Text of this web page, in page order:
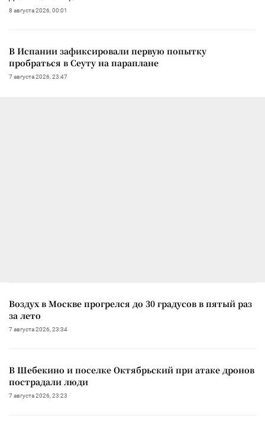
8 августа 2026, 00:01
В Испании зафиксировали первую попытку
пробраться в Сеуту на параплане
7 августа 2026, 23:47
Воздух в Москве прогрелся до 30 градусов в пятый раз
за лето
7 августа 2026, 23:34
В Шебекино и поселке Октябрьский при атаке дронов
пострадали люди
7 августа 2026, 23:23